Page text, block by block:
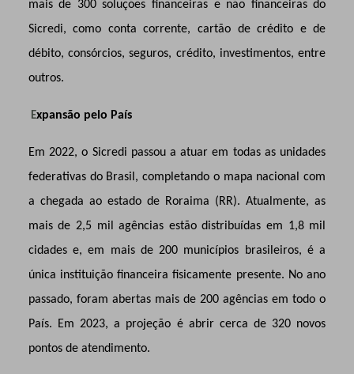
mais de 300 soluções financeiras e não financeiras do
Sicredi, como conta corrente, cartão de crédito e de
débito, consórcios, seguros, crédito, investimentos, entre
outros.
Expansão pelo País
Em 2022, o Sicredi passou a atuar em todas as unidades
federativas do Brasil, completando o mapa nacional com
a chegada ao estado de Roraima (RR). Atualmente, as
mais de 2,5 mil agências estão distribuídas em 1,8 mil
cidades e, em mais de 200 municípios brasileiros, é a
única instituição financeira fisicamente presente. No ano
passado, foram abertas mais de 200 agências em todo o
País. Em 2023, a projeção é abrir cerca de 320 novos
pontos de atendimento.